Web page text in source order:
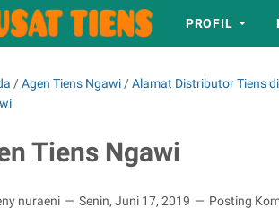
PROFIL
/Agen Tiens Ngawi /Alamat Distributor Tiens
Tiens Ngawi
nuraeni Senin, Juni 17, 2019 Posting